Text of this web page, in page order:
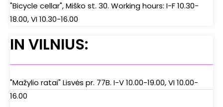
"Bicycle cellar", Miško st. 30. Working hours: I-F 10.30-
18.00, VI 10.30-16.00
IN VILNIUS:
"Mažylio ratai" Lisvės pr. 77B. I-V 10.00-19.00, VI 10.00-
16.00